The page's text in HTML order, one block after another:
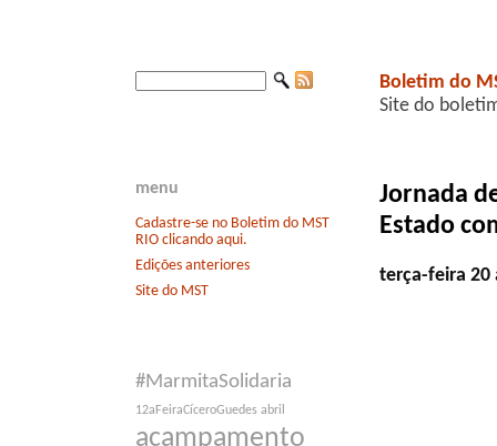
menu
Cadastre-se no Boletim do MST
RIO clicando aqui.
Edições anteriores
Site do MST
#MarmitaSolidaria
12aFeiraCíceroGuedes abril
acampamento
Boletim do
Site do
Jornada
Estado
terça-feira 20